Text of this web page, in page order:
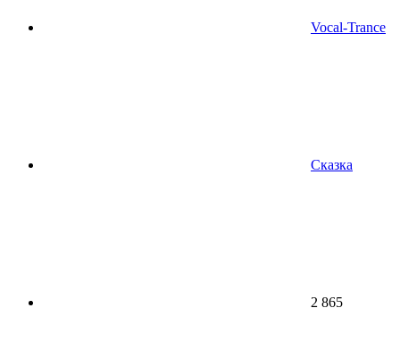
Vocal-Trance
Сказка
2 865